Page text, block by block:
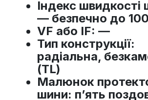
Індекс швидкості
— безпечно до
VF або IF: —
Тип конструкції:
радіальна,
(TL)
Малюнок
шини: п’ять